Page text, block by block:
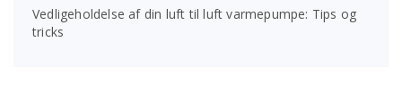
Vedligeholdelse af din luft til luft varmepumpe: Tips og
tricks